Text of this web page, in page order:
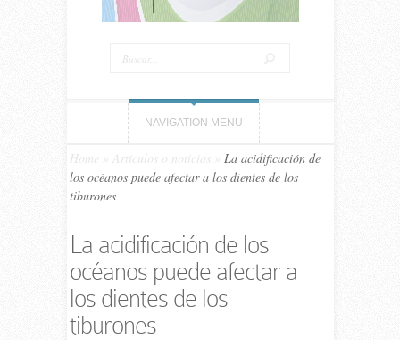
NAVIGATION MENU
Home Artículos o noticias
La acidificación de
los océanos puede afectar a los dientes de los
tiburones
La acidificación de los
océanos puede afectar a
los dientes de los
tiburones